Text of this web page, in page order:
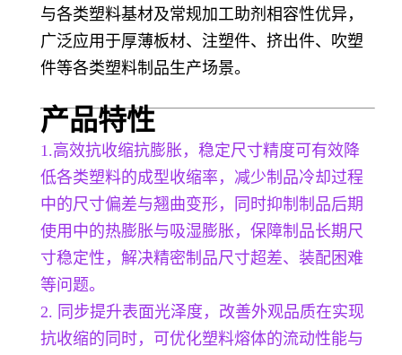
与各类塑料基材及常规加工助剂相容性优异，
广泛应用于厚薄板材、注塑件、挤出件、吹塑
件等各类塑料制品生产场景。
产品特性
1.高效抗收缩抗膨胀，稳定尺寸精度可有效降
低各类塑料的成型收缩率，减少制品冷却过程
中的尺寸偏差与翘曲变形，同时抑制制品后期
使用中的热膨胀与吸湿膨胀，保障制品长期尺
寸稳定性，解决精密制品尺寸超差、装配困难
等问题。
2. 同步提升表面光泽度，改善外观品质在实现
抗收缩的同时，可优化塑料熔体的流动性能与